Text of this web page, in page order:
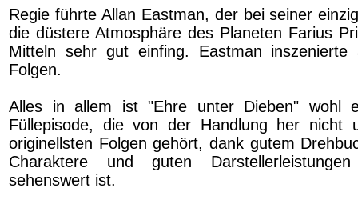
Regie führte Allan Eastman, der bei seiner
die düstere Atmosphäre des Planeten Farius
Mitteln sehr gut einfing. Eastman inszenierte
Folgen.
Alles in allem ist "Ehre unter Dieben" wohl
Füllepisode, die von der Handlung her nicht
originellsten Folgen gehört, dank gutem
Charaktere und guten
sehenswert ist.